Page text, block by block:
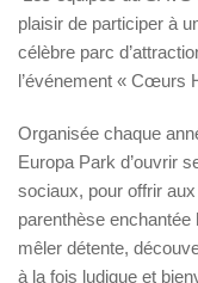
plaisir de participer à
célèbre parc
l’événement « Cœurs
Organisée chaque
Europa Park d’ouvrir
sociaux, pour offrir
parenthèse enchantée
mêler détente,
à la fois ludique et